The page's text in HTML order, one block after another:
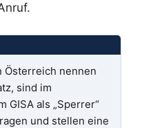
Österreich nennen
sind im
GISA als „Sperrer“
und stellen eine